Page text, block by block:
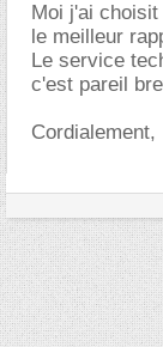
Moi j'ai
le meilleur
Le service
c'est pareil
Cordialement,